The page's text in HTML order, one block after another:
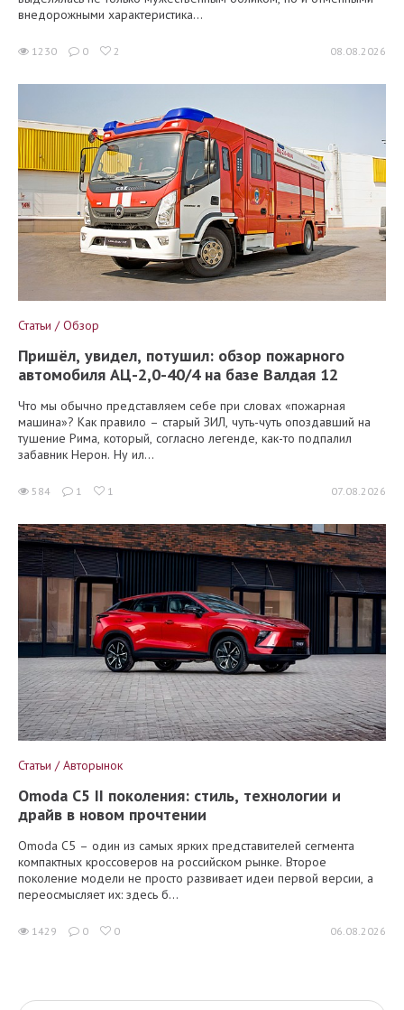
внедорожными характеристика...
1230 0 2 08.08.2026
Статьи / Обзор
Пришёл, увидел, потушил: обзор пожарного
автомобиля АЦ-2,0-40/4 на базе Валдая 12
Что мы обычно представляем себе при словах «пожарная
машина»? Как правило – старый ЗИЛ, чуть-чуть опоздавший на
тушение Рима, который, согласно легенде, как-то подпалил
забавник Нерон. Ну ил...
584 1 1 07.08.2026
Статьи / Авторынок
Omoda C5 II поколения: стиль, технологии и
драйв в новом прочтении
Omoda C5 – один из самых ярких представителей сегмента
компактных кроссоверов на российском рынке. Второе
поколение модели не просто развивает идеи первой версии, а
переосмысляет их: здесь б...
1429 0 0 06.08.2026